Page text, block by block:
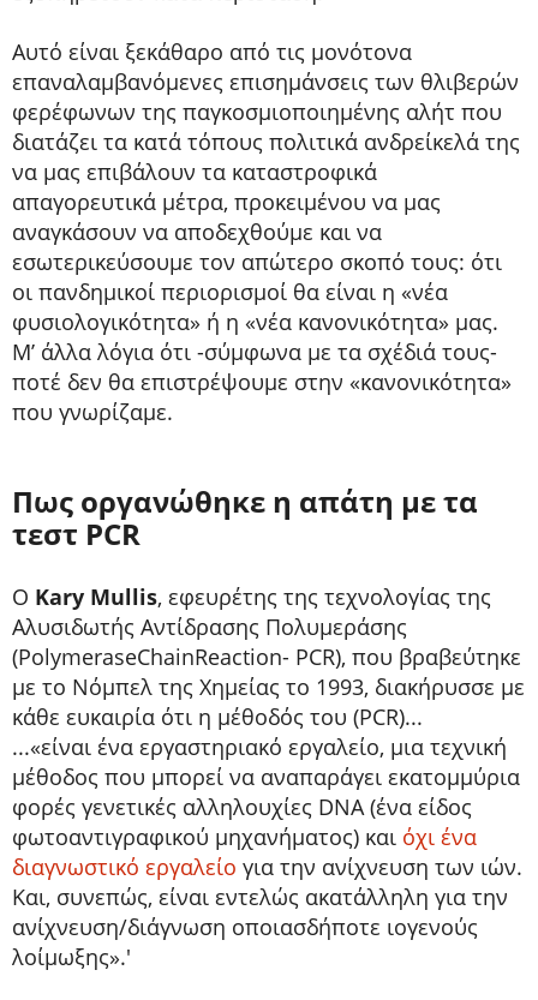
Αυτό είναι ξεκάθαρο από τις μονότονα
επαναλαμβανόμενες επισημάνσεις των θλιβερών
φερέφωνων της παγκοσμιοποιημένης αλήτ που
διατάζει τα κατά τόπους πολιτικά ανδρείκελά της
να μας επιβάλουν τα καταστροφικά
απαγορευτικά μέτρα, προκειμένου να μας
αναγκάσουν να αποδεχθούμε και να
εσωτερικεύσουμε τον απώτερο σκοπό τους: ότι
οι πανδημικοί περιορισμοί θα είναι η «νέα
φυσιολογικότητα» ή η «νέα κανονικότητα» μας.
Μ’ άλλα λόγια ότι -σύμφωνα με τα σχέδιά τους-
ποτέ δεν θα επιστρέψουμε στην «κανονικότητα»
που γνωρίζαμε.
Πως οργανώθηκε η απάτη με τα
τεστ PCR
Ο Kary Mullis, εφευρέτης της τεχνολογίας της
Αλυσιδωτής Αντίδρασης Πολυμεράσης
(PolymeraseChainReaction- PCR), που βραβεύτηκε
με το Νόμπελ της Χημείας το 1993, διακήρυσσε με
κάθε ευκαιρία ότι η μέθοδός του (PCR)...
...«είναι ένα εργαστηριακό εργαλείο, μια τεχνική
μέθοδος που μπορεί να αναπαράγει εκατομμύρια
φορές γενετικές αλληλουχίες DNA (ένα είδος
φωτοαντιγραφικού μηχανήματος) και όχι ένα
διαγνωστικό εργαλείο για την ανίχνευση των ιών.
Και, συνεπώς, είναι εντελώς ακατάλληλη για την
ανίχνευση/διάγνωση οποιασδήποτε ιογενούς
λοίμωξης».'